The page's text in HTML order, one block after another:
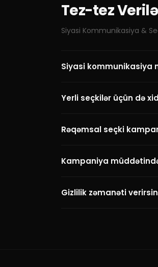
Tez-tez
Siyasi Kommunikasiya &
Siyasi kommunikasiya
Yerli seçkilər üçün də
Rəqəmsal seçki
Kampaniya
Gizlilik zəmanəti